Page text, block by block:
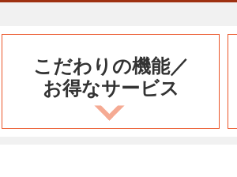
こだわりの機能／
お得なサービス